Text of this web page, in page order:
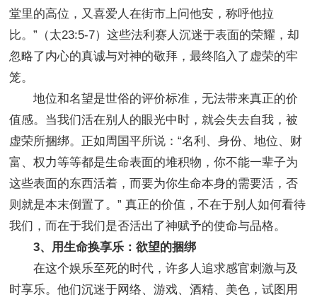
堂里的高位，又喜爱人在街市上问他安，称呼他拉
比。”（太23:5-7）这些法利赛人沉迷于表面的荣耀，却
忽略了内心的真诚与对神的敬拜，最终陷入了虚荣的牢
笼。
地位和名望是世俗的评价标准，无法带来真正的价
值感。当我们活在别人的眼光中时，就会失去自我，被
虚荣所捆绑。正如周国平所说：“名利、身份、地位、财
富、权力等等都是生命表面的堆积物，你不能一辈子为
这些表面的东西活着，而要为你生命本身的需要活，否
则就是本末倒置了。” 真正的价值，不在于别人如何看待
我们，而在于我们是否活出了神赋予的使命与品格。
3、用生命换享乐：欲望的捆绑
在这个娱乐至死的时代，许多人追求感官刺激与及
时享乐。他们沉迷于网络、游戏、酒精、美色，试图用